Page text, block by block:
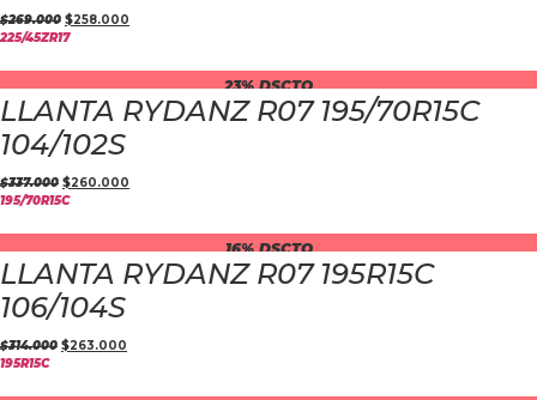
$269.000 $258.000
225/45ZR17
23% DSCTO
LLANTA RYDANZ R07 195/70R15C
104/102S
$337.000 $260.000
195/70R15C
16% DSCTO
LLANTA RYDANZ R07 195R15C
106/104S
$314.000 $263.000
195R15C